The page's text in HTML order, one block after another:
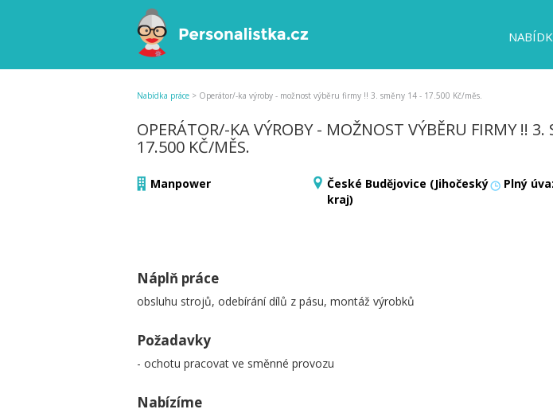
Nabídka práce > Operátor/-ka výroby - možnost výběru firmy !! 3. směny 14 - 17.500 Kč/měs.
OPERÁTOR/-KA VÝROBY - MOŽNOST VÝBĚRU FIRMY !! 3.
17.500 KČ/MĚS.
Manpower
České Budějovice (Jihočeský
kraj)
Plný
Náplň práce
obsluhu strojů, odebírání dílů z pásu, montáž výrobků
Požadavky
- ochotu pracovat ve směnné provozu
Nabízíme